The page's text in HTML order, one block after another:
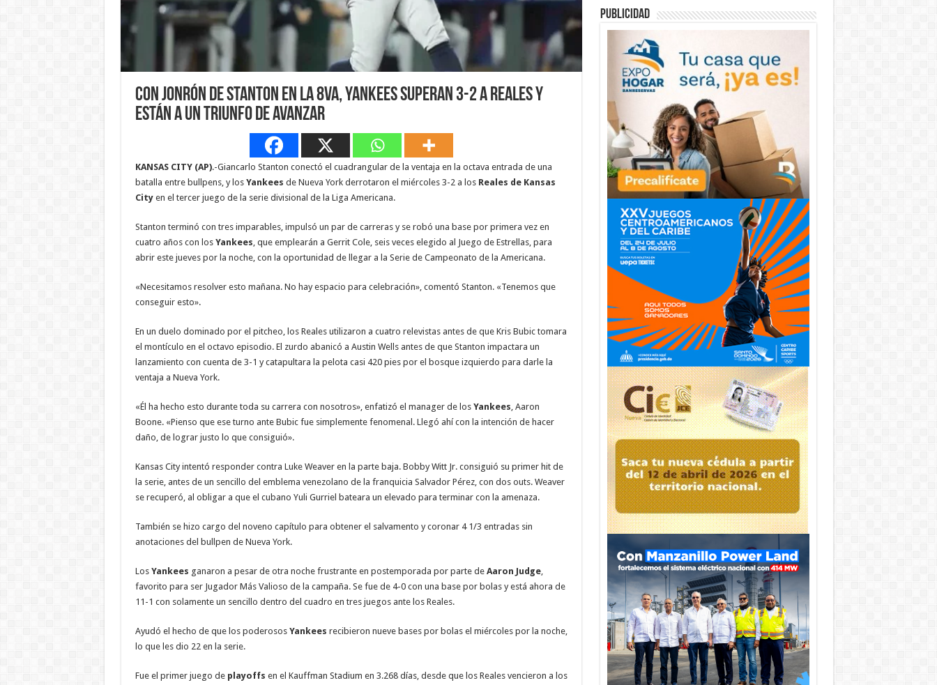
Con jonrón de Stanton en la 8va, Yankees superan 3-2 a Reales y
están a un triunfo de avanzar
KANSAS CITY (AP).-Giancarlo Stanton conectó el cuadrangular de la ventaja en la octava entrada de una
batalla entre bullpens, y los Yankees de Nueva York derrotaron el miércoles 3-2 a los Reales de Kansas
Cityen el tercer juego de la serie divisional de la Liga Americana.
Stanton terminó con tres imparables, impulsó un par de carreras y se robó una base por primera vez en
cuatro años con los Yankees, que emplearán a Gerrit Cole, seis veces elegido al Juego de Estrellas, para
abrir este jueves por la noche, con la oportunidad de llegar a la Serie de Campeonato de la Americana.
«Necesitamos resolver esto mañana. No hay espacio para celebración», comentó Stanton. «Tenemos que
conseguir esto».
En un duelo dominado por el pitcheo, los Reales utilizaron a cuatro relevistas antes de que Kris Bubic tomara
el montículo en el octavo episodio. El zurdo abanicó a Austin Wells antes de que Stanton impactara un
lanzamiento con cuenta de 3-1 y catapultara la pelota casi 420 pies por el bosque izquierdo para darle la
ventaja a Nueva York.
«Él ha hecho esto durante toda su carrera con nosotros», enfatizó el manager de los Yankees, Aaron
Boone. «Pienso que ese turno ante Bubic fue simplemente fenomenal. Llegó ahí con la intención de hacer
daño, de lograr justo lo que consiguió».
Kansas City intentó responder contra Luke Weaver en la parte baja. Bobby Witt Jr. consiguió su primer hit de
la serie, antes de un sencillo del emblema venezolano de la franquicia Salvador Pérez, con dos outs. Weaver
se recuperó, al obligar a que el cubano Yuli Gurriel bateara un elevado para terminar con la amenaza.
También se hizo cargo del noveno capítulo para obtener el salvamento y coronar 4 1/3 entradas sin
anotaciones del bullpen de Nueva York.
Los Yankees ganaron a pesar de otra noche frustrante en postemporada por parte de Aaron Judge,
favorito para ser Jugador Más Valioso de la campaña. Se fue de 4-0 con una base por bolas y está ahora de
11-1 con solamente un sencillo dentro del cuadro en tres juegos ante los Reales.
Ayudó el hecho de que los poderosos Yankees recibieron nueve bases por bolas el miércoles por la noche,
lo que les dio 22 en la serie.
Fue el primer juego de playoffs en el Kauffman Stadium en 3.268 días, desde que los Reales vencieron a los
publicidad